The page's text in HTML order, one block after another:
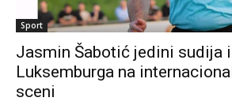
Sport
Jasmin Šabotić jedini sudija
Luksemburga na
sceni